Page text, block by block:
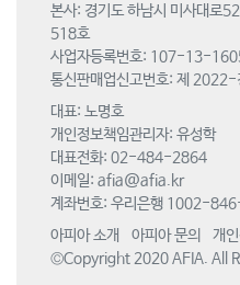
본사: 경기도 하남시 미사대로
518호
사업자등록번호: 107-13-
통신판매업신고번호: 제
대표: 노명호
개인정보책임관리자: 유성학
대표전화: 02-484-2864
이메일: afia@afia.kr
계좌번호: 우리은행 1002-
아피아 소개
아피아 문의 개
©Copyright 2020 AFIA. All